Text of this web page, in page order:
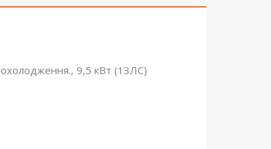
9,5 кВт (13ЛС)